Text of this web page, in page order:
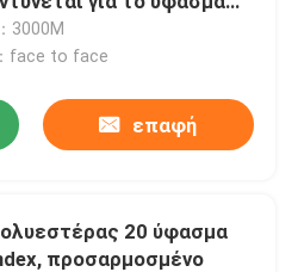
3000M
face to face
επαφή
20 ύφασμα
προσαρμοσμένο